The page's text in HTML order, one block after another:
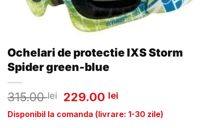
Ochelari de protectie IXS Storm
Spider green-blue
315.00lei
Prețul
inițial
a
229.00 lei
curent
este:
Disponibil la comanda (livrare: 1-30 zile)